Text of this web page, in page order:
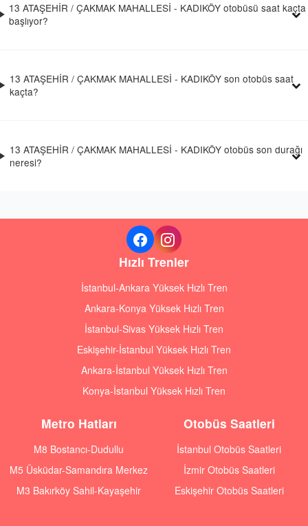
13 ATAŞEHİR / ÇAKMAK MAHALLESİ - KADIKÖY otobüsü saat kaçta
başlıyor?
13 ATAŞEHİR / ÇAKMAK MAHALLESİ - KADIKÖY son otobüs saat
kaçta?
13 ATAŞEHİR / ÇAKMAK MAHALLESİ - KADIKÖY otobüs son durağı
neresi?
Hızlı Trenler
İstanbul-Ankara Yüksek Hızlı Tren
Ankara-Konya Yüksek Hızlı Tren
İstanbul-Sivas Yüksek Hızlı Tren
Eskişehir-İstanbul Yüksek Hızlı Tren
Ankara-İstanbul Yüksek Hızlı Tren
Konya-İstanbul Yüksek Hızlı Tren
Metro Hatları
M8 Bostancı-Dudullu
M5 Üsküdar-Samandıra Merkez
M3 Bakırköy Sahil-Kayaşehir
Otobüs Saatleri
İstanbul Otobüs Saatleri
İzmir Otobüs Saatleri
Eskişehir Otobüs Saatleri